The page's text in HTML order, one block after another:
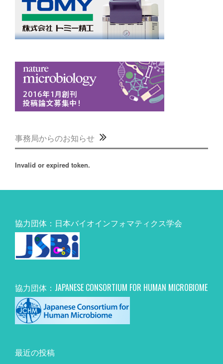
事務局からのお知らせ
Invalid or expired token.
協力団体：日本バイオインフォマティクス学会
協力団体：JAPANESE CONSORTIUM FOR HUMAN MICROBIOME
最近の投稿